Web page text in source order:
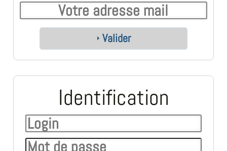
Valider
Identification